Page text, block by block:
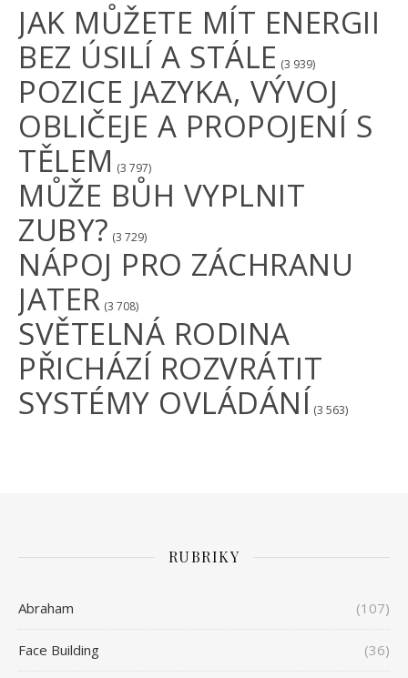
JAK MŮŽETE MÍT ENERGII
BEZ ÚSILÍ A STÁLE (3 939)
POZICE JAZYKA, VÝVOJ
OBLIČEJE A PROPOJENÍ S
TĚLEM (3 797)
MŮŽE BŮH VYPLNIT
ZUBY? (3 729)
NÁPOJ PRO ZÁCHRANU
JATER (3 708)
SVĚTELNÁ RODINA
PŘICHÁZÍ ROZVRÁTIT
SYSTÉMY OVLÁDÁNÍ (3 563)
RUBRIKY
Abraham (107)
Face Building (36)